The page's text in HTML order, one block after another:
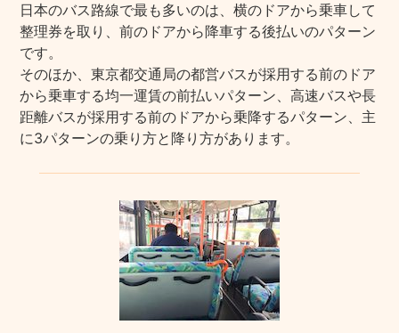
日本のバス路線で最も多いのは、横のドアから乗車して
整理券を取り、前のドアから降車する後払いのパターン
です。
そのほか、東京都交通局の都営バスが採用する前のドア
から乗車する均一運賃の前払いパターン、高速バスや長
距離バスが採用する前のドアから乗降するパターン、主
に3パターンの乗り方と降り方があります。